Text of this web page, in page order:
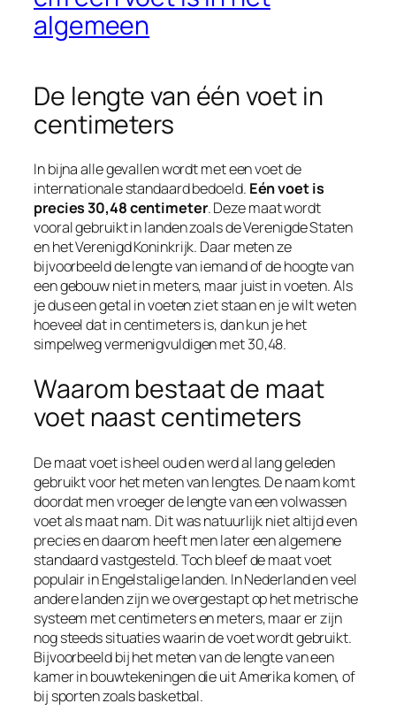
algemeen
De lengte van één voet in
centimeters
In bijna alle gevallen wordt met een voet de
internationale standaard bedoeld. Eén voet is
precies 30,48 centimeter. Deze maat wordt
vooral gebruikt in landen zoals de Verenigde Staten
en het Verenigd Koninkrijk. Daar meten ze
bijvoorbeeld de lengte van iemand of de hoogte van
een gebouw niet in meters, maar juist in voeten. Als
je dus een getal in voeten ziet staan en je wilt weten
hoeveel dat in centimeters is, dan kun je het
simpelweg vermenigvuldigen met 30,48.
Waarom bestaat de maat
voet naast centimeters
De maat voet is heel oud en werd al lang geleden
gebruikt voor het meten van lengtes. De naam komt
doordat men vroeger de lengte van een volwassen
voet als maat nam. Dit was natuurlijk niet altijd even
precies en daarom heeft men later een algemene
standaard vastgesteld. Toch bleef de maat voet
populair in Engelstalige landen. In Nederland en veel
andere landen zijn we overgestapt op het metrische
systeem met centimeters en meters, maar er zijn
nog steeds situaties waarin de voet wordt gebruikt.
Bijvoorbeeld bij het meten van de lengte van een
kamer in bouwtekeningen die uit Amerika komen, of
bij sporten zoals basketbal.